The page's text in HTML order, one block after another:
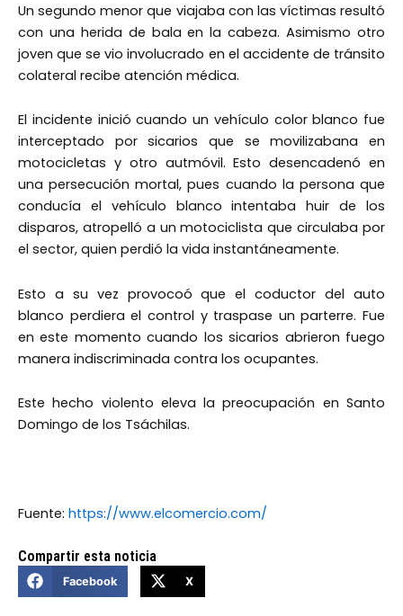
Un segundo menor que viajaba con las víctimas resultó
con una herida de bala en la cabeza. Asimismo otro
joven que se vio involucrado en el accidente de tránsito
colateral recibe atención médica.
El incidente inició cuando un vehículo color blanco fue
interceptado por sicarios que se movilizabana en
motocicletas y otro autmóvil. Esto desencadenó en
una persecución mortal, pues cuando la persona que
conducía el vehículo blanco intentaba huir de los
disparos, atropelló a un motociclista que circulaba por
el sector, quien perdió la vida instantáneamente.
Esto a su vez provocoó que el coductor del auto
blanco perdiera el control y traspase un parterre. Fue
en este momento cuando los sicarios abrieron fuego
manera indiscriminada contra los ocupantes.
Este hecho violento eleva la preocupación en Santo
Domingo de los Tsáchilas.
Fuente: https://www.elcomercio.com/
Compartir esta noticia
Facebook X